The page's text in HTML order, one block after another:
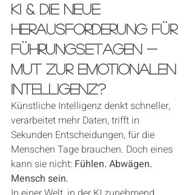
KI & die neue
Herausforderung für
Führungsetagen -
Mut zur emotionalen
Intelligenz?
Künstliche Intelligenz denkt schneller,
verarbeitet mehr Daten, trifft in
Sekunden Entscheidungen, für die
Menschen Tage brauchen. Doch eines
kann sie nicht: Fühlen. Abwägen.
Mensch sein.